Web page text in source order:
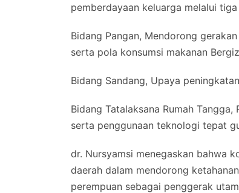
pemberdayaan keluarga melalui
Bidang Pangan, Mendorong
serta pola konsumsi makanan
Bidang Sandang, Upaya
Bidang Tatalaksana Rumah
serta penggunaan teknologi tepat
dr. Nursyamsi menegaskan bahwa
daerah dalam mendorong
perempuan sebagai penggerak